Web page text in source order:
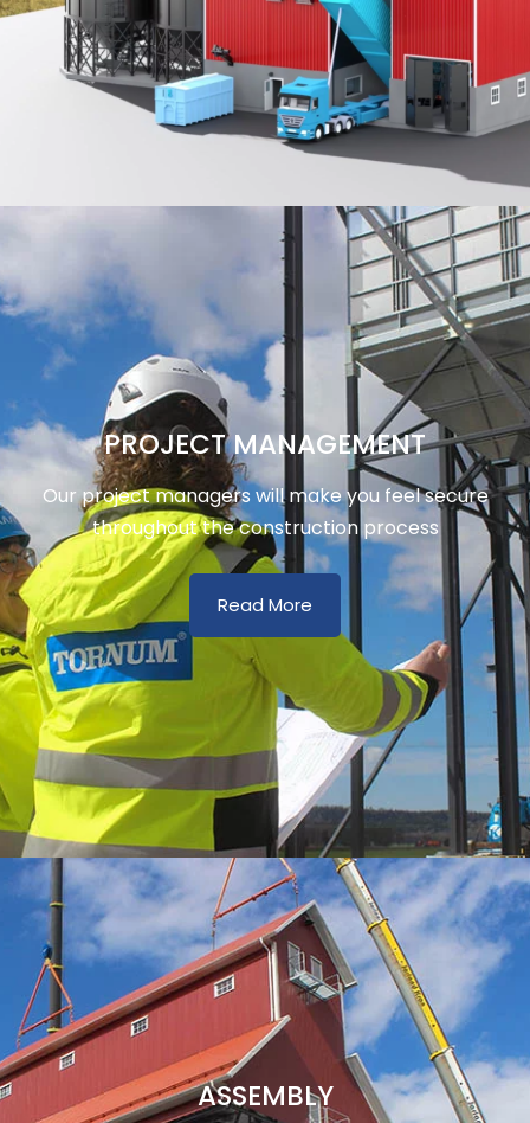
PROJECT MANAGEMENT
Our project managers will make you feel secure
throughout the construction process
Read More
ASSEMBLY